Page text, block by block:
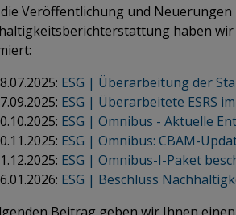
Veröffentlichung und Neuerungen
haben
ESG | Überarbeitung der
ESG | Überarbeitete ESRS
ESG | Omnibus - Aktuelle
ESG | Omnibus: CBAM-
ESG | Omnibus-I-Paket
ESG | Beschluss